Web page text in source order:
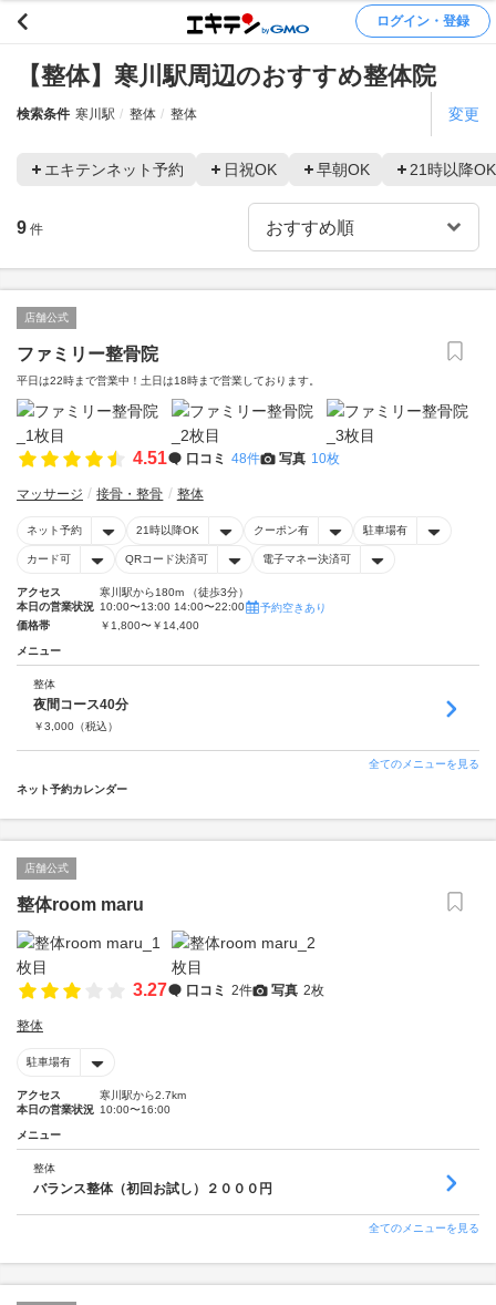
ログイン・登録
【整体】寒川駅周辺のおすすめ整体院
検索条件 寒川駅 整体 整体 変更
エキテンネット予約 日祝OK 早朝OK 21時以降OK
9 件
店舗公式
ファミリー整骨院
平日は22時まで営業中！土日は18時まで営業しております。
4.51 口コミ 48件 写真 10枚
マッサージ 接骨・整骨 整体
ネット予約 21時以降OK クーポン有 駐車場有
カード可 QRコード決済可 電子マネー決済可
アクセス
寒川駅から180m （徒歩3分）
本日の営業状況 10:00〜13:00 14:00〜22:00
予約空きあり
価格帯
￥1,800〜￥14,400
メニュー
整体
夜間コース40分
￥3,000 （税込）
全てのメニューを見る
ネット予約カレンダー
店舗公式
整体room maru
3.27 口コミ 2件 写真 2枚
整体
駐車場有
アクセス
寒川駅から2.7km
本日の営業状況 10:00〜16:00
メニュー
整体
バランス整体（初回お試し）２０００円
全てのメニューを見る